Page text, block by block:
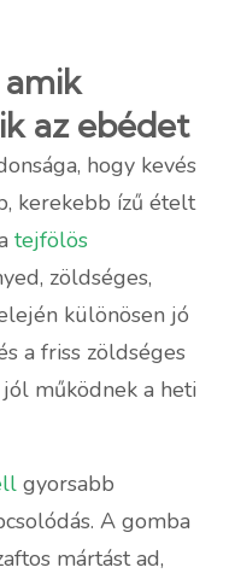
az ebédet
hogy kevés
kerekebb ízű ételt
tejfölös
zöldséges,
különösen jó
a friss zöldséges
működnek a heti
gyorsabb
A gomba
mártást ad,